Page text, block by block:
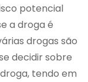
potencial
a droga é
drogas são
decidir sobre
tendo em